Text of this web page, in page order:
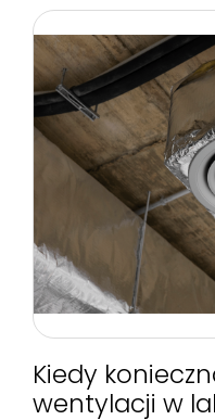
Kiedy
wentylacji w